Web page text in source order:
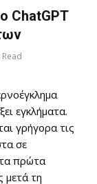
ChatGPT
εγκλήματα.
γρήγορα τις
σε
τα πρώτα
μετά τη